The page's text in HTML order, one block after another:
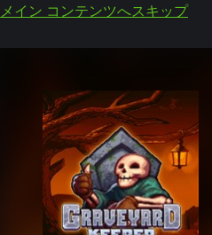
メイン コンテンツへスキップ